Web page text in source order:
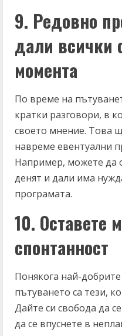
9. Редовно
дали всички
момента
По време на
кратки разговори, в
своето мнение. Това
навреме евентуални
Например, можете да
денят и дали има
програмата.
10. Оставете
спонтанност
Понякога най-
пътуването са тези,
Дайте си свобода да
да се впуснете в